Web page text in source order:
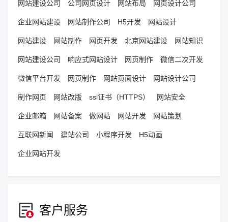
网站建设公司 公司网页设计 网站布局 网页设计公司
企业网站建设 网站制作公司 H5开发 网站设计
网站建设 网站制作 网页开发 北京网站建设 网站知识
网站建设公司 响应式网站设计 网页制作 微信二次开发
微信平台开发 网页制作 网站页面设计 网站设计公司
制作网页 网站改版 ssl证书（HTTPS） 网站安全
企业邮箱 网站备案 做网站 网站开发 网站策划
互联网新闻 建站公司 小程序开发 H5动画
企业网站开发
客户服务